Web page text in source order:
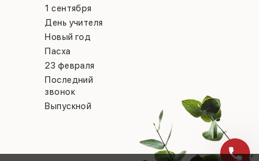
1 сентября
День учителя
Новый год
Пасха
23 февраля
Последний
звонок
Выпускной